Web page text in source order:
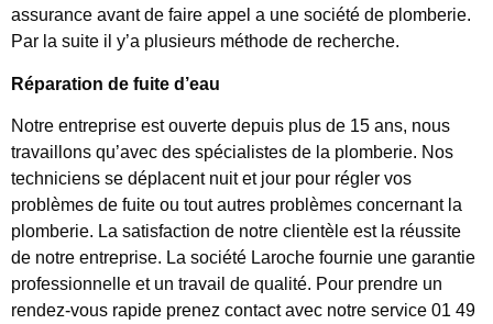
assurance avant de faire appel a une société de plomberie.
Par la suite il y’a plusieurs méthode de recherche.
Réparation de fuite d’eau
Notre entreprise est ouverte depuis plus de 15 ans, nous
travaillons qu’avec des spécialistes de la plomberie. Nos
techniciens se déplacent nuit et jour pour régler vos
problèmes de fuite ou tout autres problèmes concernant la
plomberie. La satisfaction de notre clientèle est la réussite
de notre entreprise. La société Laroche fournie une garantie
professionnelle et un travail de qualité. Pour prendre un
rendez-vous rapide prenez contact avec notre service 01 49